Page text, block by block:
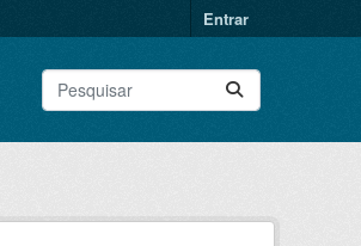
Entrar